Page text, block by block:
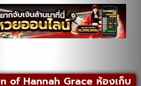
of Hannah Grace ห้องเก็บ